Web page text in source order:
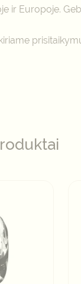
ir Europoje.